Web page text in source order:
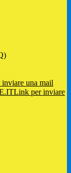
una mail
Link per inviare